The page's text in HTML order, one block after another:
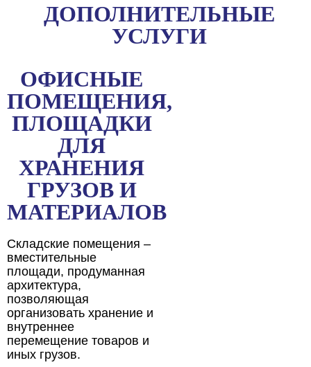
ДОПОЛНИТЕЛЬНЫЕ
УСЛУГИ
ОФИСНЫЕ
ПОМЕЩЕНИЯ,
ПЛОЩАДКИ
ДЛЯ
ХРАНЕНИЯ
ГРУЗОВ И
МАТЕРИАЛОВ
Складские помещения –
вместительные
площади, продуманная
архитектура,
позволяющая
организовать хранение и
внутреннее
перемещение товаров и
иных грузов.